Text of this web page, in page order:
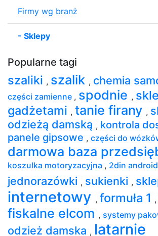
Firmy wg branż
- Sklepy
Popularne tagi
szaliki , szalik , chemia
części zamienne , spodnie ,
gadżetami , tanie firany ,
odzieżą damską , kontrola
panele gipsowe , części do
darmowa baza
koszulka motoryzacyjna , 2din android
jednorazówki , sukienki ,
internetowy , formuła 1 ,
fiskalne elcom , systemy
odzież damska , latarnie